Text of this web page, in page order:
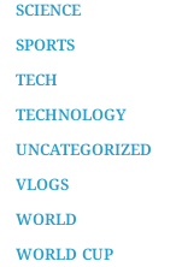
SCIENCE
SPORTS
TECH
TECHNOLOGY
UNCATEGORIZED
VLOGS
WORLD
WORLD CUP